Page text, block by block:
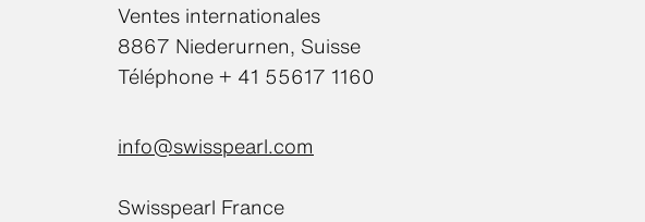
Ventes internationales
8867 Niederurnen, Suisse
Téléphone + 41 55617 1160
info@swisspearl.com
Swisspearl France